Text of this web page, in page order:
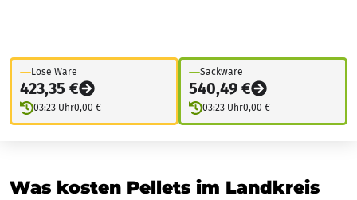
Lose Ware
423,35 €
03:23 Uhr0,00 €
Sackware
540,49 €
03:23 Uhr0,00 €
Was kosten Pellets im Landkreis